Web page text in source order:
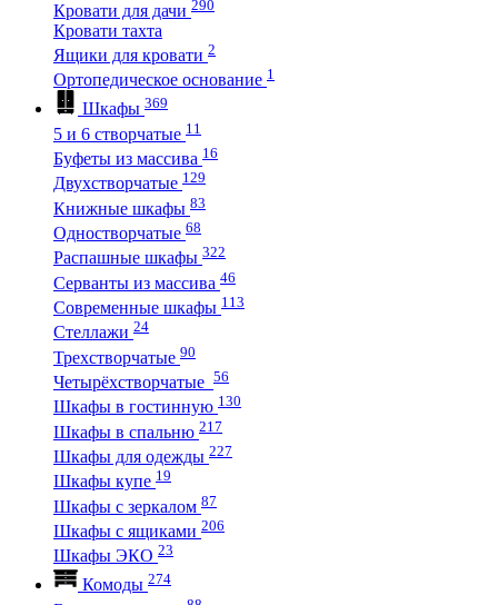
Кровати для дачи 290
Кровати тахта
Ящики для кровати 2
Ортопедическое основание 1
Шкафы 369
5 и 6 створчатые 11
Буфеты из массива 16
Двухстворчатые 129
Книжные шкафы 83
Одностворчатые 68
Распашные шкафы 322
Серванты из массива 46
Современные шкафы 113
Стеллажи 24
Трехстворчатые 90
Четырёхстворчатые 56
Шкафы в гостинную 130
Шкафы в спальню 217
Шкафы для одежды 227
Шкафы купе 19
Шкафы с зеркалом 87
Шкафы с ящиками 206
Шкафы ЭКО 23
Комоды 274